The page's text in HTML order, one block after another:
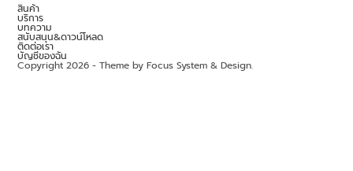
สินค้า
บริการ
บทความ
สนับสนุน&ดาวน์โหลด
ติดต่อเรา
บัญชีของฉัน
Copyright 2026 - Theme by Focus System & Design.